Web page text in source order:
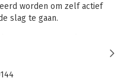
worden om zelf actief
slag te gaan.
patiënten voor een
Wat bijvoorbeeld te
niet maakt en